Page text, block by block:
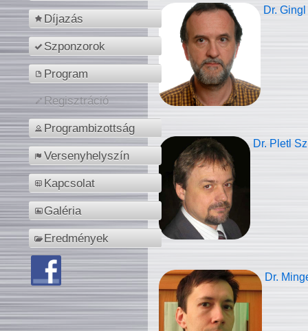
Díjazás
Szponzorok
Program
Regisztráció
Programbizottság
Versenyhelyszín
Kapcsolat
Galéria
Eredmények
Dr.
Dr. Pletl
Dr.